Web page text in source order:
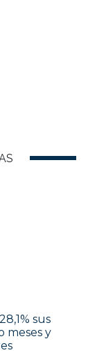
sus
meses y